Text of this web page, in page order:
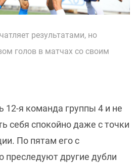
результатами, но
голов в матчах со своим
12-я команда группы 4 и не
себя спокойно даже с точки
По пятам его с
преследуют другие дубли